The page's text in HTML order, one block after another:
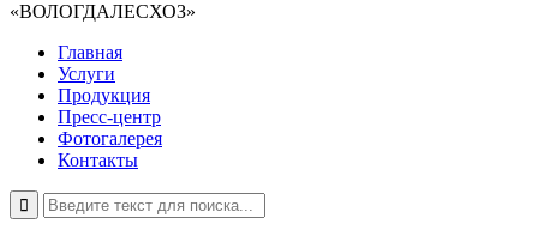
«ВОЛОГДАЛЕСХОЗ»
Главная
Услуги
Продукция
Пресс-центр
Фотогалерея
Контакты